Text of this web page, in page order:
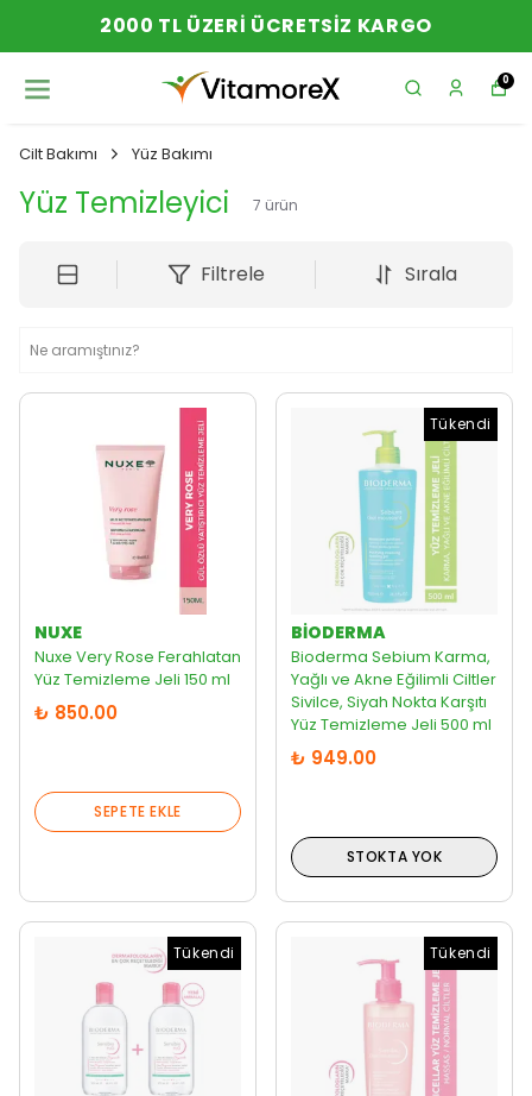
KARGO
0
Cilt Bakımı Yüz Bakımı
Yüz Temizleyici 7 ürün
Filtrele Sırala
NUXE
Nuxe Very Rose Ferahlatan
Yüz Temizleme Jeli 150 ml
₺ 850.00
SEPETE EKLE
Tükendi
BIODERMA
Bioderma Sebium Karma,
Yağlı ve Akne Eğilimli Ciltler
Sivilce, Siyah Nokta Karşıtı
Yüz Temizleme Jeli 500 ml
₺ 949.00
STOKTA YOK
Tükendi Tükendi